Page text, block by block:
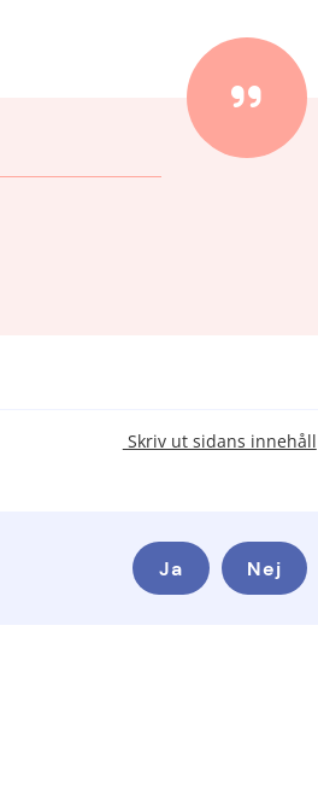
Skriv ut sidans innehåll
Nej
Ja